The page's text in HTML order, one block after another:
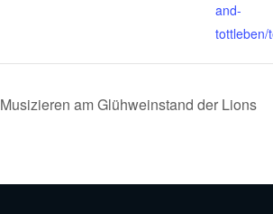
and-
tottleben/
Musizieren am Glühweinstand der Lions